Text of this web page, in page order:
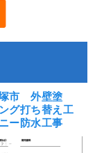
市 外壁塗
グ打ち替え工
ー防水工事